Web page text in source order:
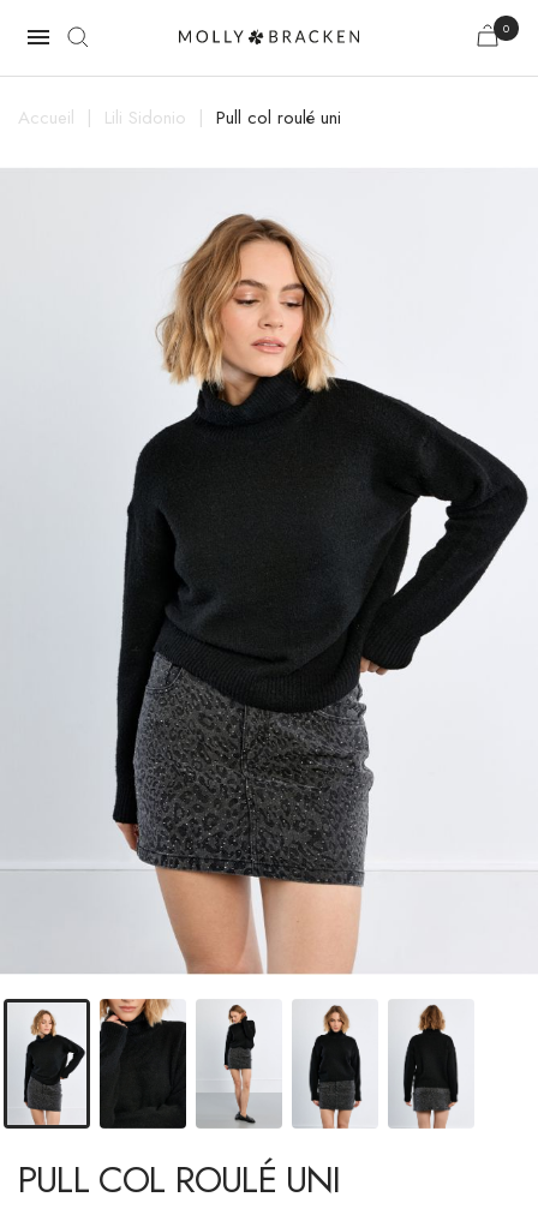
 0
Accueil Lili Sidonio Pull col roulé uni
PULL COL ROULÉ UNI